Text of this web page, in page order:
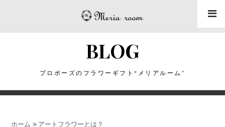
ス
BLOG
プロポーズのフラワーギフト“メリアルーム”
ホーム » アートフラワーとは？